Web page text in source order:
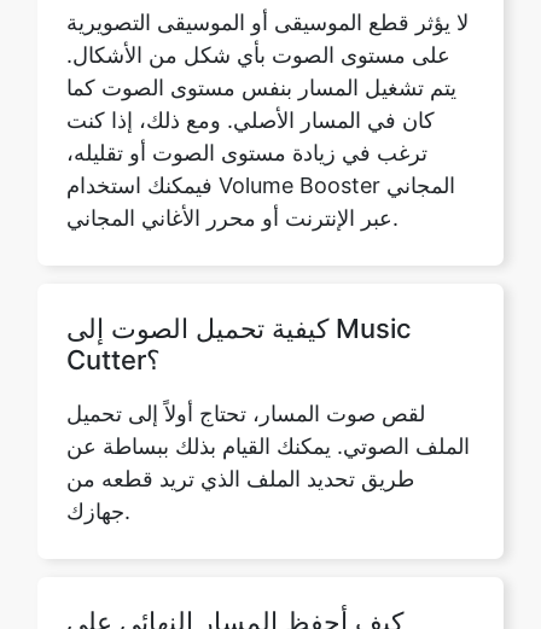
كان في المسار الأصلي. ومع ذلك، إذا كنت
ترغب في زيادة مستوى الصوت أو تقليله،
فيمكنك استخدام Volume Booster المجاني
عبر الإنترنت أو محرر الأغاني المجاني.
كيفية تحميل الصوت إلى Music
الملف الصوتي. يمكنك القيام بذلك ببساطة عن
طريق تحديد الملف الذي تريد قطعه من
كيف أحفظ المسار النهائي على
يعد تنزيل المسار المعدل والمقطع على جهازك